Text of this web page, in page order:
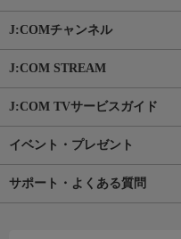
J:COMチャンネル
J:COM STREAM
J:COM TVサービスガイド
イベント・プレゼント
サポート・よくある質問